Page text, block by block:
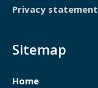
Privacy statement
Sitemap
Home